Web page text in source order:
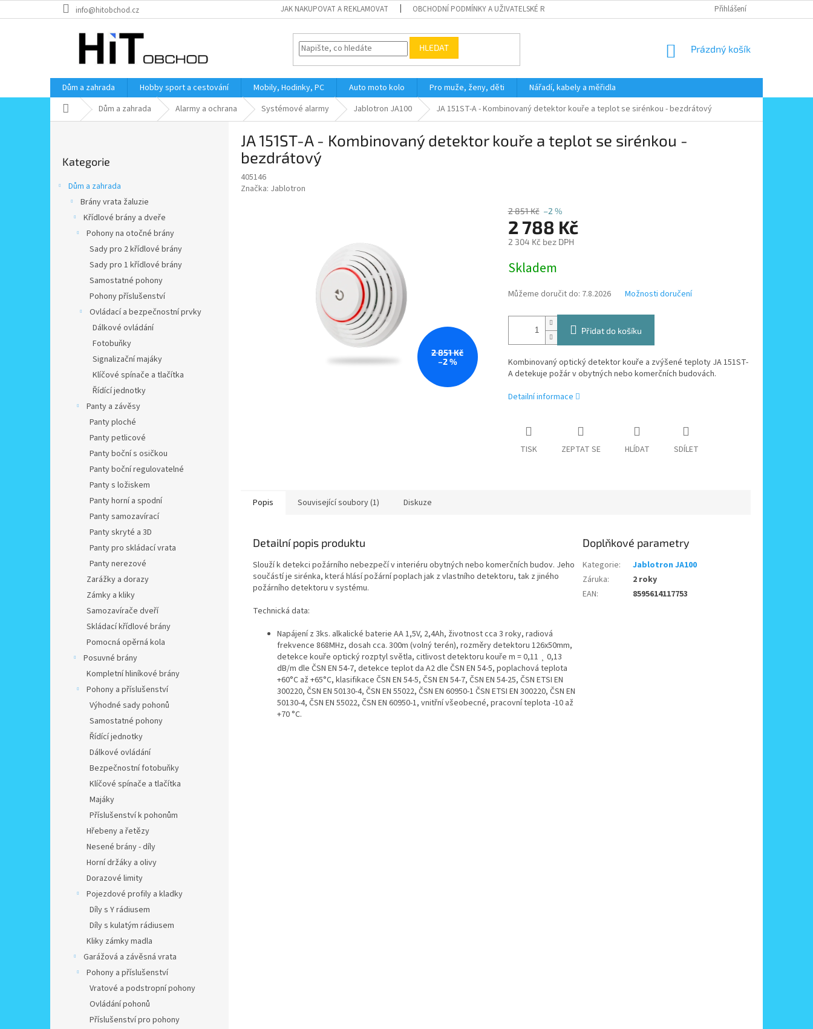
na
info@hitobchod.cz JAK NAKUPOVAT A REKLAMOVAT OBCHODNÍ PODMÍNKY A UŽIVATELSKÉ RADY KONTAKT
Přihlášení
HLEDAT
NÁKUPNÍ
Prázdný košík
Dům a zahrada Hobby sport a cestování Mobily, Hodinky, PC Auto moto kolo Pro muže, ženy, děti
Nářadí, kabely a měřidla
Domů Dům a zahrada Alarmy a ochrana Systémové alarmy Jablotron JA100 JA 151ST-A - Kombinovaný detektor kouře a teplot se sirénkou - bezdrátový
kategorie
Kategorie
Dům a zahrada
Brány vrata žaluzie
Křídlové brány a dveře
Pohony na otočné brány
Sady pro 2 křídlové brány
Sady pro 1 křídlové brány
Samostatné pohony
Pohony příslušenství
Ovládací a bezpečnostní prvky
Dálkové ovládání
Fotobuňky
Signalizační majáky
Klíčové spínače a tlačítka
Řídící jednotky
Panty a závěsy
Panty ploché
Panty petlicové
Panty boční s osičkou
Panty boční regulovatelné
Panty s ložiskem
Panty horní a spodní
Panty samozavírací
Panty skryté a 3D
Panty pro skládací vrata
Panty nerezové
Zarážky a dorazy
Zámky a kliky
Samozavírače dveří
Skládací křídlové brány
Pomocná opěrná kola
Posuvné brány
Kompletní hliníkové brány
Pohony a příslušenství
Výhodné sady pohonů
Samostatné pohony
Řídící jednotky
Dálkové ovládání
Bezpečnostní fotobuňky
Klíčové spínače a tlačítka
Majáky
Příslušenství k pohonům
Hřebeny a řetězy
Nesené brány - díly
Horní držáky a olivy
Dorazové limity
Pojezdové profily a kladky
Díly s Y rádiusem
Díly s kulatým rádiusem
Kliky zámky madla
Garážová a závěsná vrata
Pohony a příslušenství
Vratové a podstropní pohony
Ovládání pohonů
Příslušenství pro pohony
JA 151ST-A - Kombinovaný detektor kouře a teplot se sirénkou -
bezdrátový
405146
Značka: Jablotron
2 851 Kč
–2 %
2 851 Kč –2 %
2 788 Kč
2 304 Kč bez DPH
cena:
Skladem
Můžeme doručit do: 7.8.2026 Možnosti doručení
Přidat do košíku
Kombinovaný optický detektor kouře a zvýšené teploty JA 151ST-
A detekuje požár v obytných nebo komerčních budovách.
Detailní informace
TISK ZEPTAT SE HLÍDAT SDÍLET
Popis Související soubory (1) Diskuze
Detailní popis produktu
Slouží k detekci požárního nebezpečí v interiéru obytných nebo komerčních budov. Jeho
součástí je sirénka, která hlásí požární poplach jak z vlastního detektoru, tak z jiného
požárního detektoru v systému.
Technická data:
Napájení z 3ks. alkalické baterie AA 1,5V, 2,4Ah, životnost cca 3 roky, radiová
frekvence 868MHz, dosah cca. 300m (volný terén), rozměry detektoru 126x50mm,
detekce kouře optický rozptyl světla, citlivost detektoru kouře m = 0,11 ¸ 0,13
dB/m dle ČSN EN 54-7, detekce teplot da A2 dle ČSN EN 54-5, poplachová teplota
+60°C až +65°C, klasifikace ČSN EN 54-5, ČSN EN 54-7, ČSN EN 54-25, ČSN ETSI EN
300220, ČSN EN 50130-4, ČSN EN 55022, ČSN EN 60950-1 ČSN ETSI EN 300220, ČSN EN
50130-4, ČSN EN 55022, ČSN EN 60950-1, vnitřní všeobecné, pracovní teplota -10 až
+70 °C.
Doplňkové parametry
Kategorie:
Jablotron JA100
Záruka:
2 roky
EAN: 8595614117753